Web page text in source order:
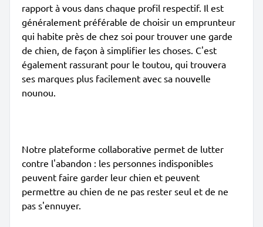
rapport à vous dans chaque profil respectif. Il est
généralement préférable de choisir un emprunteur
qui habite près de chez soi pour trouver une garde
de chien, de façon à simplifier les choses. C'est
également rassurant pour le toutou, qui trouvera
ses marques plus facilement avec sa nouvelle
nounou.
Notre plateforme collaborative permet de lutter
contre l'abandon : les personnes indisponibles
peuvent faire garder leur chien et peuvent
permettre au chien de ne pas rester seul et de ne
pas s'ennuyer.